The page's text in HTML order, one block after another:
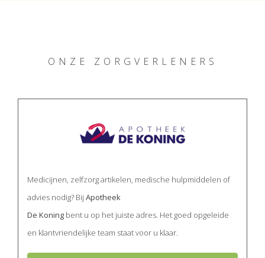
ONZE ZORGVERLENERS
Medicijnen, zelfzorg artikelen, medische hulpmiddelen of
advies nodig? Bij Apotheek
De Koning bent u op het juiste adres. Het goed opgeleide
en klantvriendelijke team staat voor u klaar.